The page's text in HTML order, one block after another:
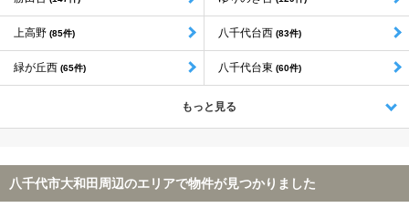
上高野 (85件) 八千代台西 (83件)
緑が丘西 (65件) 八千代台東 (60件)
もっと見る
八千代市大和田周辺のエリアで物件が見つかりました